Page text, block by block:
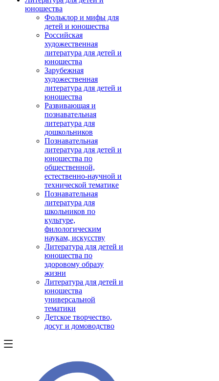
юношества
Фольклор и мифы для
детей и юношества
Российская
художественная
литература для детей и
юношества
Зарубежная
художественная
литература для детей и
юношества
Развивающая и
познавательная
литература для
дошкольников
Познавательная
литература для детей и
юношества по
общественной,
естественно-научной и
технической тематике
Познавательная
литература для
школьников по
культуре,
филологическим
наукам, искусству
Литература для детей и
юношества по
здоровому образу
жизни
Литература для детей и
юношества
универсальной
тематики
Детское творчество,
досуг и домоводство